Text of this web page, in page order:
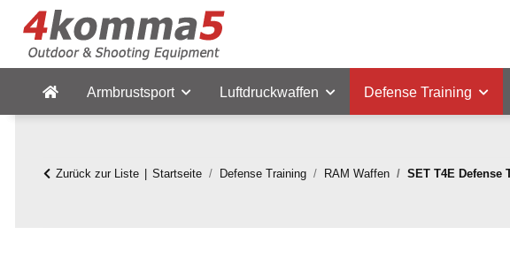
Armbrustsport Luftdruckwaffen Defense Training
Zurück zur Liste Startseite Defense Training RAM Waffen SET T4E Defense